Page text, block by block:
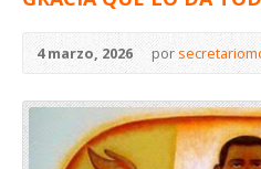
4 marzo, 2026 por